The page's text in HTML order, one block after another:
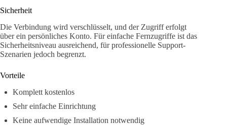
Sicherheit
Die Verbindung wird verschlüsselt, und der Zugriff erfolgt
über ein persönliches Konto. Für einfache Fernzugriffe ist das
Sicherheitsniveau ausreichend, für professionelle Support-
Szenarien jedoch begrenzt.
Vorteile
Komplett kostenlos
Sehr einfache Einrichtung
Keine aufwendige Installation notwendig